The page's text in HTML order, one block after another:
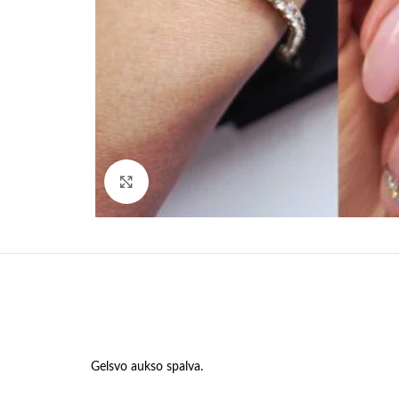
Paspauskite, kad padidinti
Gelsvo aukso spalva.